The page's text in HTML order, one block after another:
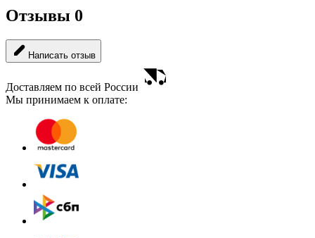
Отзывы 0
Написать отзыв
Доставляем по всей России
Мы принимаем к оплате: